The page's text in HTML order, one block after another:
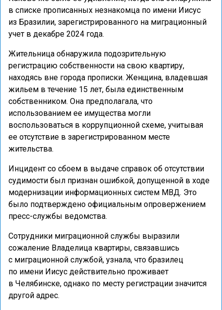
в списке прописанных незнакомца по имени Иисус
из Бразилии, зарегистрированного на миграционный
учет в декабре 2024 года.
Жительница обнаружила подозрительную
регистрацию собственности на свою квартиру,
находясь вне города прописки. Женщина, владевшая
жильем в течение 15 лет, была единственным
собственником. Она предполагала, что
использованием ее имущества могли
воспользоваться в коррупционной схеме, учитывая
ее отсутствие в зарегистрированном месте
жительства.
Инцидент со сбоем в выдаче справок об отсутствии
судимости был признан ошибкой, допущенной в ходе
модернизации информационных систем МВД. Это
было подтверждено официальным опровержением
пресс-службы ведомства.
Сотрудники миграционной службы выразили
сожаление Владелица квартиры, связавшись
с миграционной службой, узнала, что бразилец
по имени Иисус действительно проживает
в Челябинске, однако по месту регистрации значится
другой адрес.